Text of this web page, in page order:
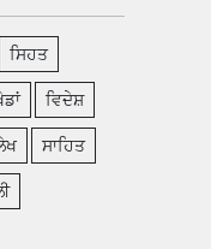
ਸਿਹਤ
ਵਿਦੇਸ਼
ਸਾਹਿਤ